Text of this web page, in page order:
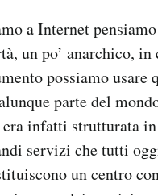
a Internet
un po’ anarchico, in
possiamo usare
parte del
infatti strutturata
servizi che tutti
un centro